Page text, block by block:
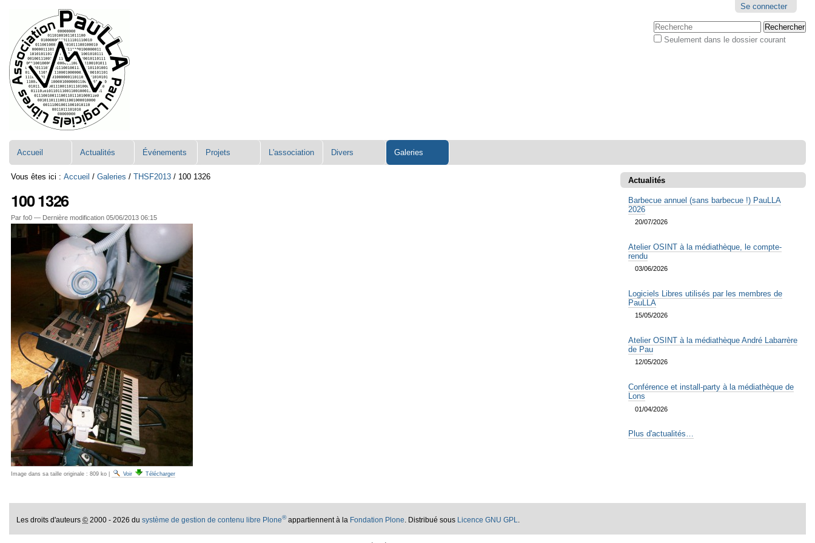
contenu.
Aller
à
la
navigation
personnels
Se connecter
Chercher par
Seulement dans le dossier courant
Accueil Actualités Événements Projets L'association Divers Galeries
Vous êtes ici : Accueil /Galeries /THSF2013 / 100 1326
100 1326
Par fo0 — Dernière modification 05/06/2013 06:15
Image dans sa taille originale : 809 ko Voir Télécharger
Actualités
Barbecue annuel (sans barbecue !) PauLLA
2026
20/07/2026
Atelier OSINT à la médiathèque, le compte-
rendu
03/06/2026
Logiciels Libres utilisés par les membres de
PauLLA
15/05/2026
Atelier OSINT à la médiathèque André Labarrère
de Pau
12/05/2026
Conférence et install-party à la médiathèque de
Lons
01/04/2026
Plus d'actualités…
Les droits d'auteurs© 2000 - 2026 dusystème de gestion de contenu libre Plone®appartiennent à la Fondation Plone . Distribué sous Licence GNU GPL